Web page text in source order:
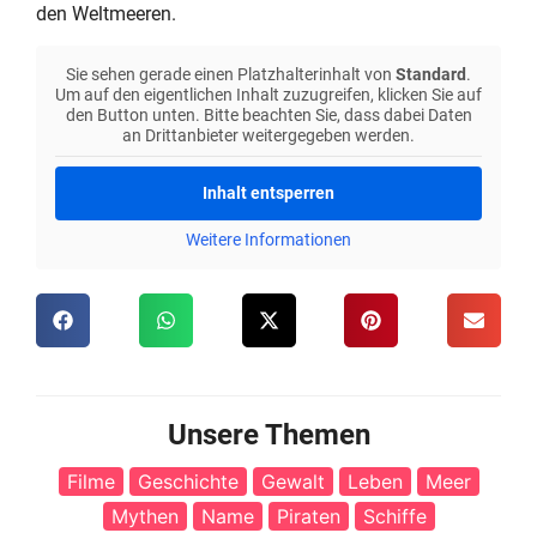
den Weltmeeren.
Sie sehen gerade einen Platzhalterinhalt von Standard .
Um auf den eigentlichen Inhalt zuzugreifen, klicken Sie auf
den Button unten. Bitte beachten Sie, dass dabei Daten
an Drittanbieter weitergegeben werden.
Inhalt entsperren
Weitere Informationen
Unsere Themen
Filme Geschichte Gewalt Leben
Meer
Mythen
Name Piraten Schiffe